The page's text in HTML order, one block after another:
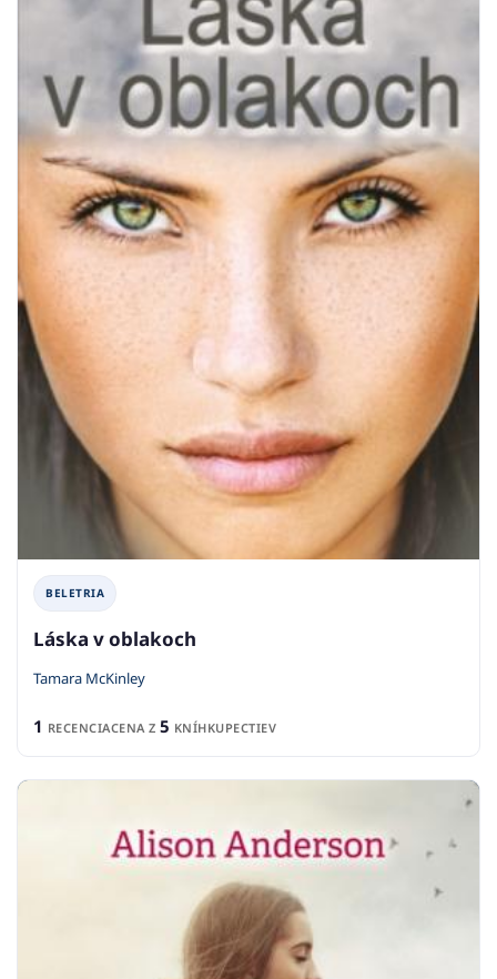
BELETRIA
Láska v oblakoch
Tamara McKinley
1 RECENCIACENA Z 5 KNÍHKUPECTIEV